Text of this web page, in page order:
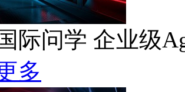
际问学 企业级
多